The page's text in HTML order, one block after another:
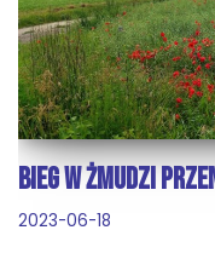
BIEG W ŻMUDZI
2023-06-18